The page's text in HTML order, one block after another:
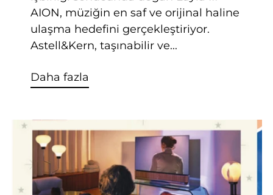
AION, müziğin en saf ve orijinal haline
ulaşma hedefini gerçekleştiriyor.
Astell&Kern, taşınabilir ve...
Daha fazla